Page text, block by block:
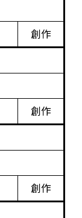
創作
創作
創作